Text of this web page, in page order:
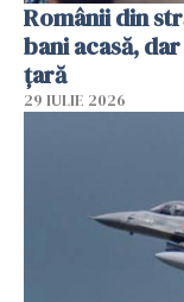
Românii din
bani acasă,
țară
29 IULIE 2026